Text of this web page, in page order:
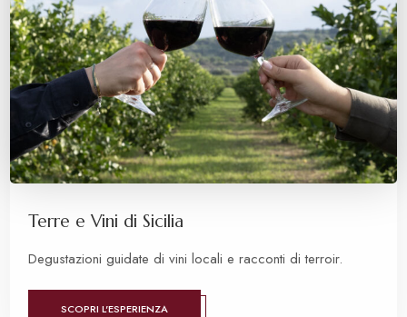
Terre e Vini di Sicilia
Degustazioni guidate di vini locali e racconti di terroir.
SCOPRI L'ESPERIENZA